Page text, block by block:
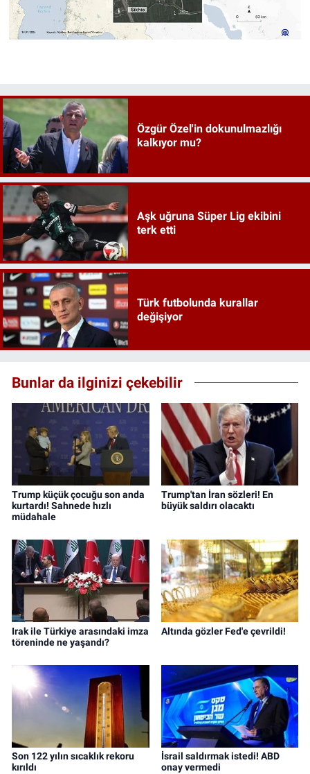
Özgür Özel'in dokunulmazlığı
kalkıyor mu?
Aşk uğruna Süper Lig ekibini
terk etti
Türk futbolunda kurallar
değişiyor
Bunlar da ilginizi çekebilir
Trump küçük çocuğu son anda
kurtardı! Sahnede hızlı
müdahale
Trump'tan İran sözleri! En
büyük saldırı olacaktı
Irak ile Türkiye arasındaki imza
töreninde ne yaşandı?
Altında gözler Fed'e çevrildi!
Son 122 yılın sıcaklık rekoru
kırıldı
İsrail saldırmak istedi! ABD
onay vermedi